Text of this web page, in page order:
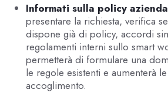
Informati sulla policy
presentare la richiesta, verifica
dispone già di policy, accordi
regolamenti interni sullo smart
permetterà di formulare una
le regole esistenti e aumenterà
accoglimento.